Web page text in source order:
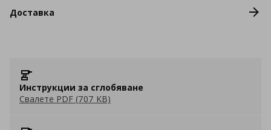
Доставка
Инструкции за сглобяване
Свалете PDF (707 KB)